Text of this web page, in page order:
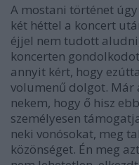
A mostani történet
két héttel a koncert
éjjel nem tudott
koncerten
annyit kért, hogy
volumenű dolgot. Már
nekem, hogy ő hisz
személyesen
neki vonósokat, meg
közönséget. Én meg